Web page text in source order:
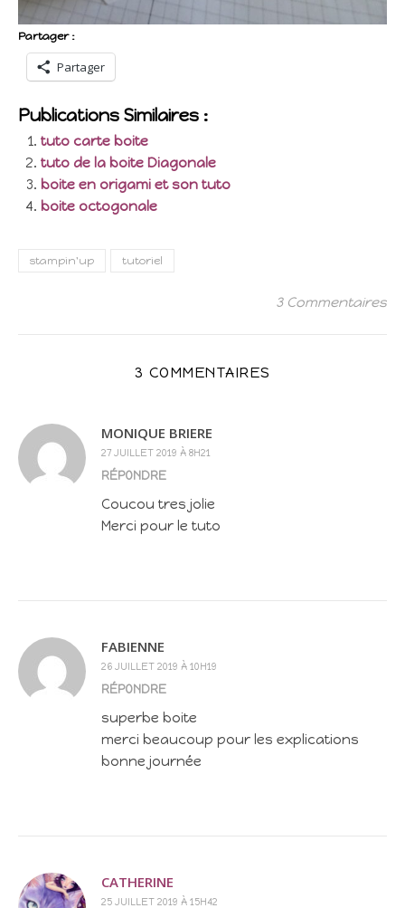
Partager :
Partager
Publications Similaires :
tuto carte boite
tuto de la boite Diagonale
boite en origami et son tuto
boite octogonale
stampin'up tutoriel
3 Commentaires
3 COMMENTAIRES
MONIQUE BRIERE
27 JUILLET 2019 À 8H21
RÉPONDRE
Coucou tres jolie
Merci pour le tuto
FABIENNE
26 JUILLET 2019 À 10H19
RÉPONDRE
superbe boite
merci beaucoup pour les explications
bonne journée
CATHERINE
25 JUILLET 2019 À 15H42